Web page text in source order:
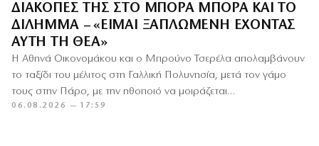
ΔΙΑΚΟΠΈΣ ΤΗΣ ΣΤΟ ΜΠΌΡΑ ΜΠΌΡΑ ΚΑΙ ΤΟ
ΔΊΛΗΜΜΑ – «ΕΊΜΑΙ ΞΑΠΛΩΜΈΝΗ ΈΧΟΝΤΑΣ
ΑΥΤΉ ΤΗ ΘΈΑ»
Η Αθηνά Οικονομάκου και ο Μπρούνο Τσερέλα απολαμβάνουν
το ταξίδι του μέλιτος στη Γαλλική Πολυνησία, μετά τον γάμο
τους στην Πάρο, με την ηθοποιό να μοιράζεται…
06.08.2026 — 17:59